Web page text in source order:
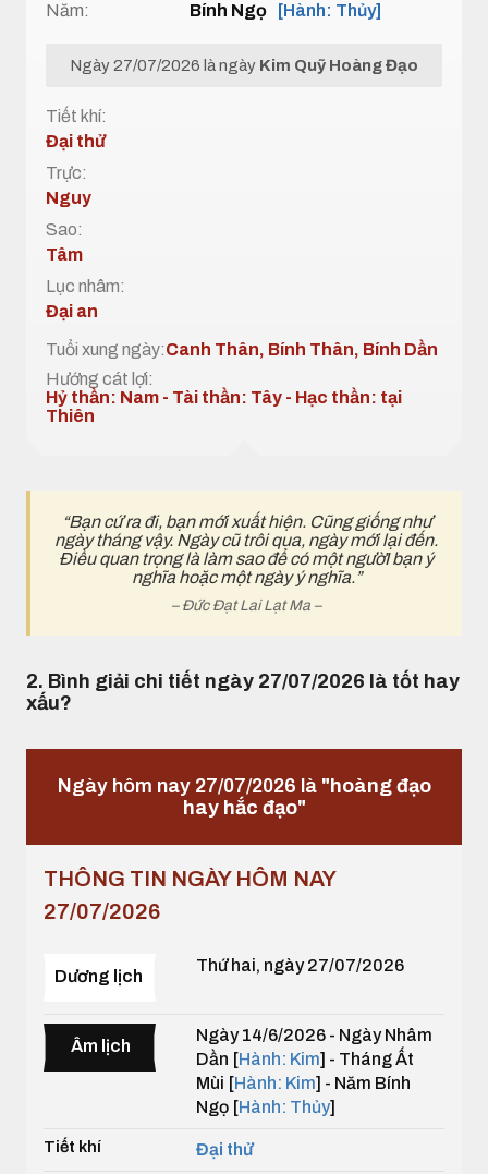
Năm:
Bính Ngọ [Hành: Thủy]
Ngày 27/07/2026 là ngày Kim Quỹ Hoàng Đạo
Tiết khí:
Đại thử
Trực:
Nguy
Sao:
Tâm
Lục nhâm:
Đại an
Tuổi xung ngày:Canh Thân, Bính Thân, Bính Dần
Hướng cát lợi:
Hỷ thần: Nam - Tài thần: Tây - Hạc thần: tại
Thiên
“Bạn cứ ra đi, bạn mới xuất hiện. Cũng giống như
ngày tháng vậy. Ngày cũ trôi qua, ngày mới lại đến.
Điều quan trọng là làm sao để có một ngườI bạn ý
nghĩa hoặc một ngày ý nghĩa.”
– Đức Đạt Lai Lạt Ma –
2. Bình giải chi tiết ngày 27/07/2026 là tốt hay
xấu?
Ngày hôm nay 27/07/2026 là "hoàng đạo
hay hắc đạo"
THÔNG TIN NGÀY HÔM NAY
27/07/2026
Dương lịch
Thứ hai, ngày 27/07/2026
Âm lịch
Ngày 14/6/2026 - Ngày Nhâm
Dần [Hành: Kim] - Tháng Ất
Mùi [Hành: Kim] - Năm Bính
Ngọ [Hành: Thủy]
Tiết khí Đại thử